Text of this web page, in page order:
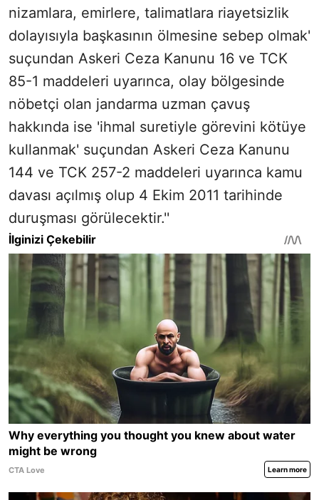
nizamlara, emirlere, talimatlara riayetsizlik
dolayısıyla başkasının ölmesine sebep olmak'
suçundan Askeri Ceza Kanunu 16 ve TCK
85-1 maddeleri uyarınca, olay bölgesinde
nöbetçi olan jandarma uzman çavuş
hakkında ise 'ihmal suretiyle görevini kötüye
kullanmak' suçundan Askeri Ceza Kanunu
144 ve TCK 257-2 maddeleri uyarınca kamu
davası açılmış olup 4 Ekim 2011 tarihinde
duruşması görülecektir.''